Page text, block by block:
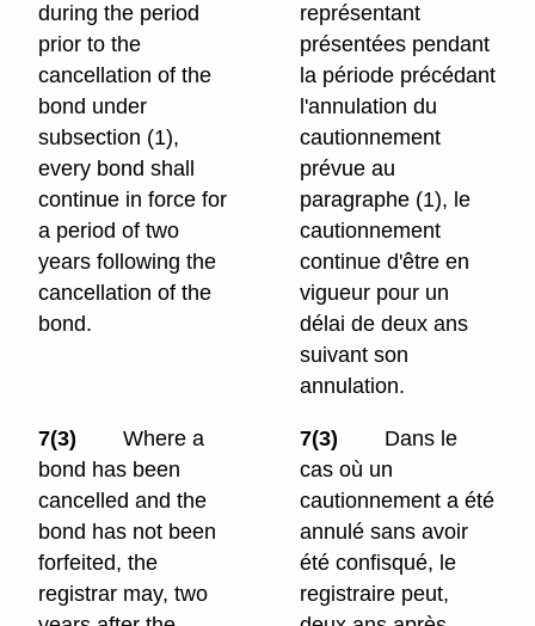
during the period
prior to the
cancellation of the
bond under
subsection (1),
every bond shall
continue in force for
a period of two
years following the
cancellation of the
bond.
représentant
présentées pendant
la période précédant
l'annulation du
cautionnement
prévue au
paragraphe (1), le
cautionnement
continue d'être en
vigueur pour un
délai de deux ans
suivant son
annulation.
7(3)
Where a
bond has been
cancelled and the
bond has not been
forfeited, the
registrar may, two
7(3)
Dans le
cas où un
cautionnement a été
annulé sans avoir
été confisqué, le
registraire peut,